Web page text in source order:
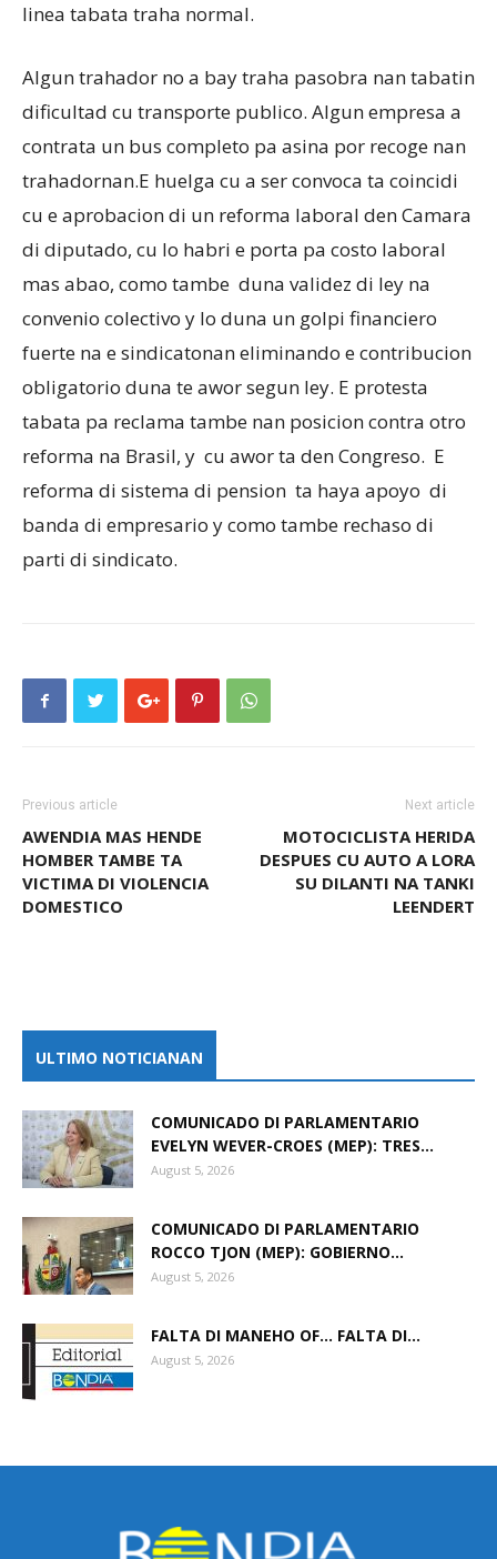
linea tabata traha normal.
Algun trahador no a bay traha pasobra nan tabatin
dificultad cu transporte publico. Algun empresa a
contrata un bus completo pa asina por recoge nan
trahadornan.E huelga cu a ser convoca ta coincidi
cu e aprobacion di un reforma laboral den Camara
di diputado, cu lo habri e porta pa costo laboral
mas abao, como tambe duna validez di ley na
convenio colectivo y lo duna un golpi financiero
fuerte na e sindicatonan eliminando e contribucion
obligatorio duna te awor segun ley. E protesta
tabata pa reclama tambe nan posicion contra otro
reforma na Brasil, y cu awor ta den Congreso. E
reforma di sistema di pension ta haya apoyo di
banda di empresario y como tambe rechaso di
parti di sindicato.
Previous article
AWENDIA MAS HENDE
HOMBER TAMBE TA
VICTIMA DI VIOLENCIA
DOMESTICO
Next article
MOTOCICLISTA HERIDA
DESPUES CU AUTO A LORA
SU DILANTI NA TANKI
LEENDERT
ULTIMO NOTICIANAN
COMUNICADO DI PARLAMENTARIO
EVELYN WEVER-CROES (MEP): TRES...
August 5, 2026
COMUNICADO DI PARLAMENTARIO
ROCCO TJON (MEP): GOBIERNO...
August 5, 2026
FALTA DI MANEHO OF… FALTA DI...
August 5, 2026